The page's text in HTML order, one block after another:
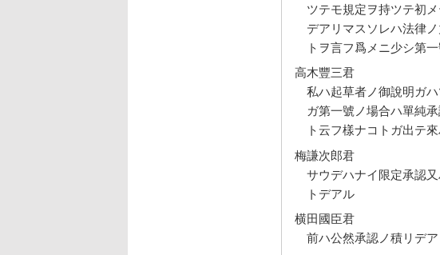
ツテモ規定ヲ持ツテ初
デアリマスソレハ法律
トヲ言フ爲メニ少シ第
高木豐三君
私ハ起草者ノ御說明ガ
ガ第一號ノ場合ハ單純
ト云フ樣ナコトガ出テ
梅謙次郎君
サウデハナイ限定承認
トデアル
横田國臣君
前ハ公然承認ノ積リデ